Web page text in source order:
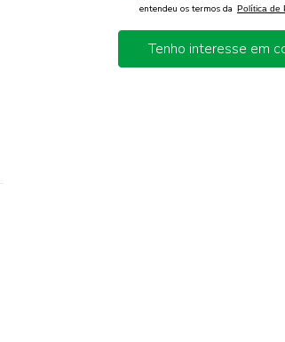
entendeu os termos da Política de
Tenho interesse em